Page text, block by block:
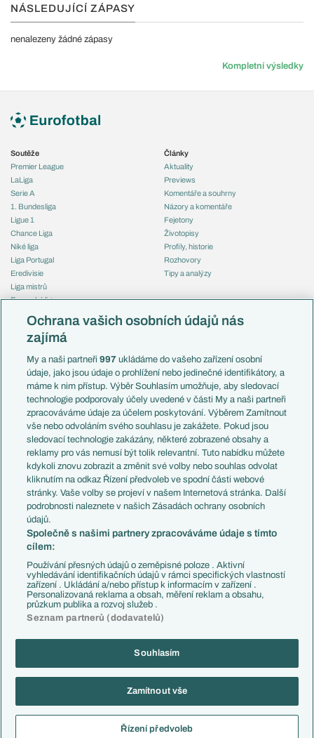
NÁSLEDUJÍCÍ ZÁPASY
nenalezeny žádné zápasy
Kompletní výsledky
Soutěže
Premier League
LaLiga
Serie A
1. Bundesliga
Ligue 1
Chance Liga
Niké liga
Liga Portugal
Eredivisie
Liga mistrů
Evropská liga
Mistrovství světa
Liga národů
Témata
Představení týmů MS
EuroSkauting
PL v kostce
Evropské koeficienty
Přestupy
Přestupové spekulace
Zranění
Kluby
Arsenal FC
Chelsea FC
Manchester United
AC Milán
Juventus FC
Bayern Mnichov
FC Barcelona
Real Madrid
Články
Aktuality
Previews
Komentáře a souhrny
Názory a komentáře
Fejetony
Životopisy
Profily, historie
Rozhovory
Tipy a analýzy
Česko
Francie
Itálie
Německo
Španělsko
Argentina
Brazílie
Přestupy
Zápasy
Livescore
Tipovací soutěž
Copyright © 2001-2026 EuroFotbal.cz. Využíváme zpravodajství ČTK.
Informace o zpracování osobních údajů
Ochrana vašich osobních údajů nás
zajímá
My a naši partneři997 ukládáme do vašeho zařízení osobní
údaje, jako jsou údaje o prohlížení nebo jedinečné identifikátory, a
máme k nim přístup. Výběr Souhlasím umožňuje, aby sledovací
technologie podporovaly účely uvedené v části My a naši partneři
zpracováváme údaje za účelem poskytování. Výběrem Zamítnout
vše nebo odvoláním svého souhlasu je zakážete. Pokud jsou
sledovací technologie zakázány, některé zobrazené obsahy a
reklamy pro vás nemusí být tolik relevantní. Tuto nabídku můžete
kdykoli znovu zobrazit a změnit své volby nebo souhlas odvolat
kliknutím na odkaz Řízení předvoleb ve spodní části webové
stránky. Vaše volby se projeví v našem Internetová stránka. Další
podrobnosti naleznete v našich Zásadách ochrany osobních
údajů.
Společně s našimi partnery zpracováváme údaje s tímto
cílem:
Používání přesných údajů o zeměpisné poloze . Aktivní
vyhledávání identifikačních údajů v rámci specifických vlastností
zařízení . Ukládání a/nebo přístup k informacím v zařízení .
Personalizovaná reklama a obsah, měření reklam a obsahu,
průzkum publika a rozvoj služeb .
Seznam partnerů (dodavatelů)
Souhlasím
Zamítnout vše
Řízení předvoleb